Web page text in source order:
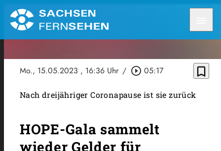
Mo., 15.05.2023 , 16:36 Uhr / play_circle_outline 05:17 bookmark_border
Nach dreijähriger Coronapause ist sie zurück
HOPE-Gala sammelt
wieder Gelder für